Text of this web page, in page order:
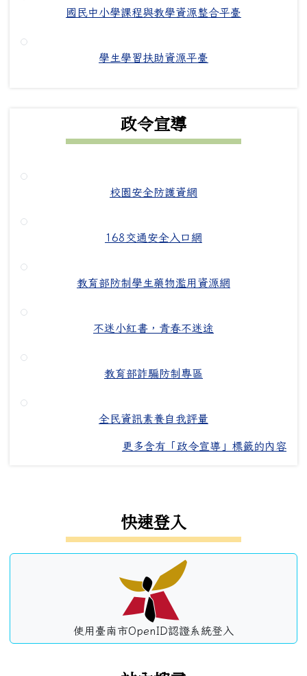
國民中小學課程與教學資源整合平臺
學生學習扶助資源平臺
政令宣導
校園安全防護資網
168交通安全入口網
教育部防制學生藥物濫用資源網
不迷小紅書，青春不迷途
教育部詐騙防制專區
全民資訊素養自我評量
更多含有「政令宣導」標籤的內容
快速登入
使用臺南市OpenID認證系統登入